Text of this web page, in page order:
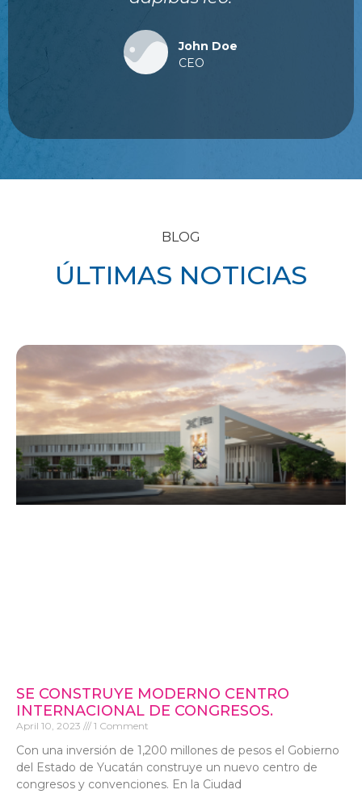
John Doe
CEO
BLOG
ÚLTIMAS NOTICIAS
SE CONSTRUYE MODERNO CENTRO
INTERNACIONAL DE CONGRESOS.
April 10, 2023 1 Comment
Con una inversión de 1,200 millones de pesos el Gobierno
del Estado de Yucatán construye un nuevo centro de
congresos y convenciones. En la Ciudad